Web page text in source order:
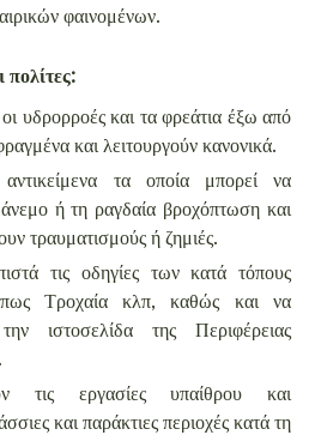
φαινομένων.
πολίτες:
υδρορροές και τα φρεάτια έξω από
και λειτουργούν κανονικά.
τα οποία μπορεί να
ή τη ραγδαία βροχόπτωση και
τραυματισμούς ή ζημιές.
τις οδηγίες των κατά τόπους
Τροχαία κλπ, καθώς και να
ιστοσελίδα της Περιφέρειας
τις εργασίες υπαίθρου και
και παράκτιες περιοχές κατά τη